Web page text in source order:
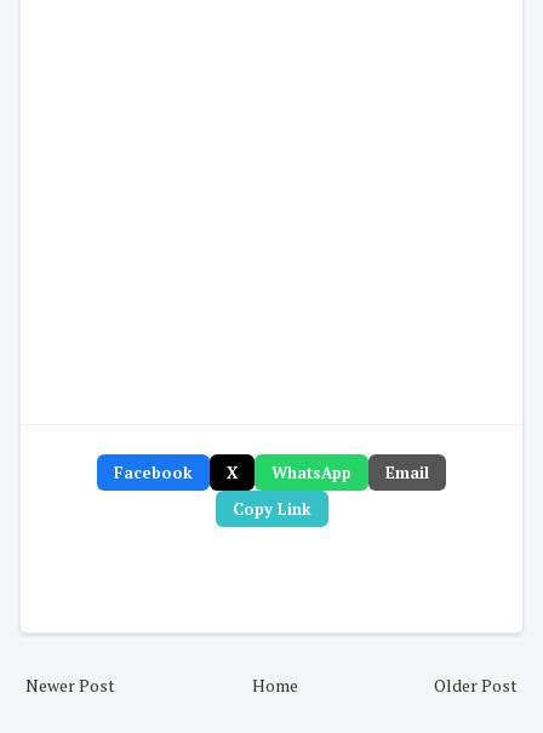
Facebook X WhatsApp
Email
Copy Link
Newer Post Older Post
Home